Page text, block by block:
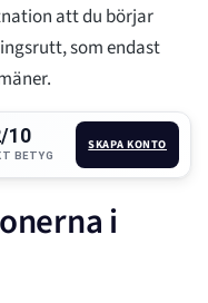
att du börjar
som endast
10
BETYG
SKAPA KONTO
i